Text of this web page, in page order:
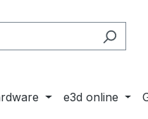
e3d online